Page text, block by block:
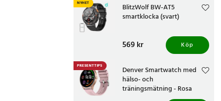
NYHET
BlitzWolf BW-AT5
smartklocka (svart)
Pris:569 kr
569 kr Köp
PRESENTTIPS
Denver Smartwatch med
hälso- och
träningsmätning - Rosa